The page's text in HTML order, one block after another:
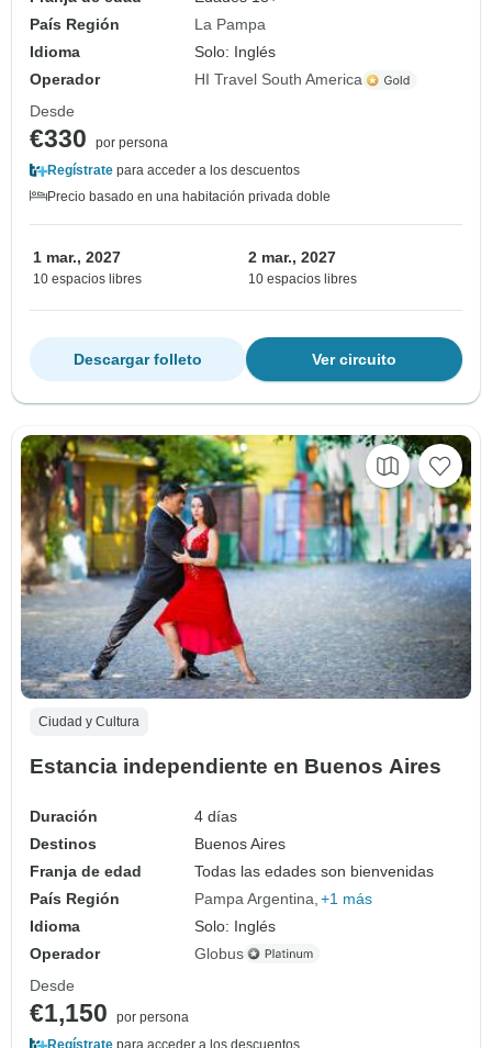
País Región
La Pampa
Idioma
Solo: Inglés
Operador
HI Travel South America
Desde
€330
por persona
Regístrate para acceder a los descuentos
Precio basado en una habitación privada doble
1 mar., 2027
10 espacios libres
2 mar., 2027
10 espacios libres
Ver circuito
Descargar folleto
Ciudad y Cultura
Estancia independiente en Buenos Aires
Duración
4 días
Destinos
Buenos Aires
Franja de edad
Todas las edades son bienvenidas
País Región
Pampa Argentina +1 más
Idioma
Solo: Inglés
Operador
Globus
Desde
€1,150
por persona
Regístrate para acceder a los descuentos